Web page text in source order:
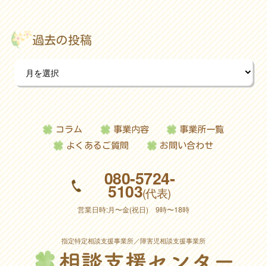
過去の投稿
コラム 事業内容
事業所一覧
よくあるご質問
お問い合わせ
080-5724-
5103(代表)
営業日時:月〜金(祝日) 9時〜18時
指定特定相談支援事業所／障害児相談支援事業所